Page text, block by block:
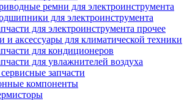
ремни для электроинструмента
для электроинструмента
для электроинструмента прочее
и аксессуары для климатической техники
для кондиционеров
для увлажнителей воздуха
запчасти
компоненты